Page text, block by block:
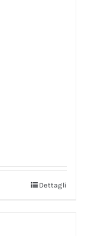
Dettagli